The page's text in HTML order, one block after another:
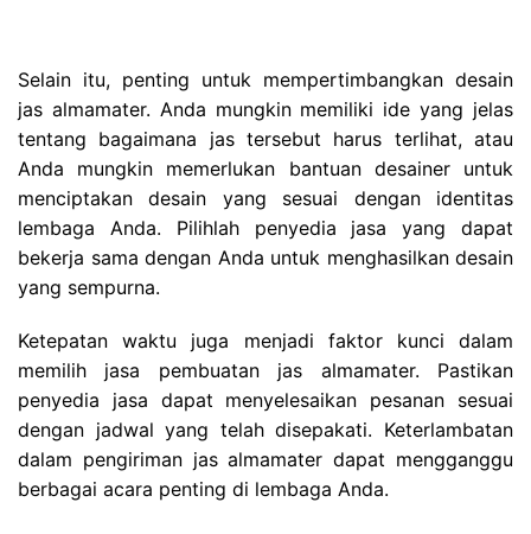
Selain itu, penting untuk mempertimbangkan desain
jas almamater. Anda mungkin memiliki ide yang jelas
tentang bagaimana jas tersebut harus terlihat, atau
Anda mungkin memerlukan bantuan desainer untuk
menciptakan desain yang sesuai dengan identitas
lembaga Anda. Pilihlah penyedia jasa yang dapat
bekerja sama dengan Anda untuk menghasilkan desain
yang sempurna.
Ketepatan waktu juga menjadi faktor kunci dalam
memilih jasa pembuatan jas almamater. Pastikan
penyedia jasa dapat menyelesaikan pesanan sesuai
dengan jadwal yang telah disepakati. Keterlambatan
dalam pengiriman jas almamater dapat mengganggu
berbagai acara penting di lembaga Anda.